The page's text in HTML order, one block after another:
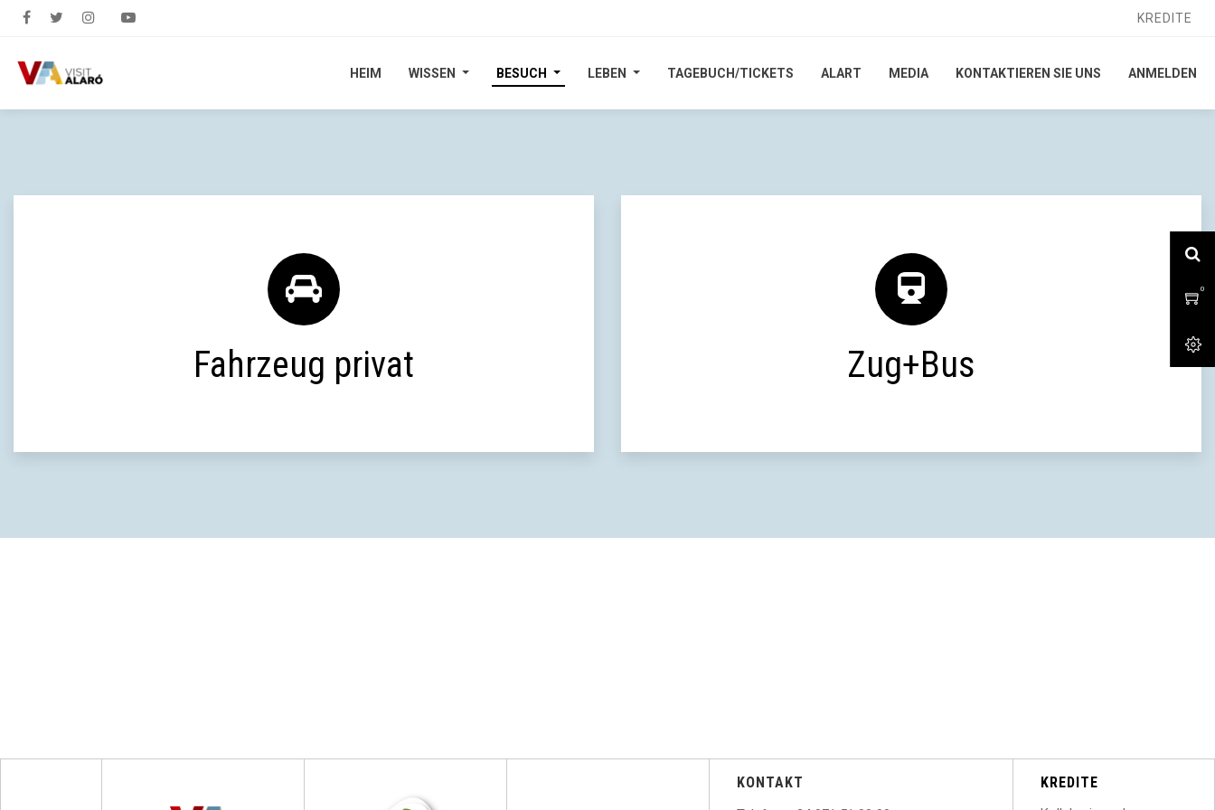
KREDITE
0
HEIM WISSEN BESUCH LEBEN TAGEBUCH/TICKETS ALART MEDIA KONTAKTIEREN SIE UNS ANMELDEN
KREDITE
0
HEIM WISSEN BESUCH LEBEN TAGEBUCH/TICKETS ALART MEDIA KONTAKTIEREN SIE UNS ANMELDEN
Fahrzeug privat Zug+Bus
KONTAKT KREDITE